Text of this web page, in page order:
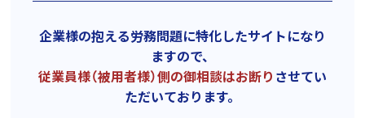
企業様の抱える労務問題に特化したサイトになり
ますので、
従業員様（被用者様）側の御相談はお断り させてい
ただいております。